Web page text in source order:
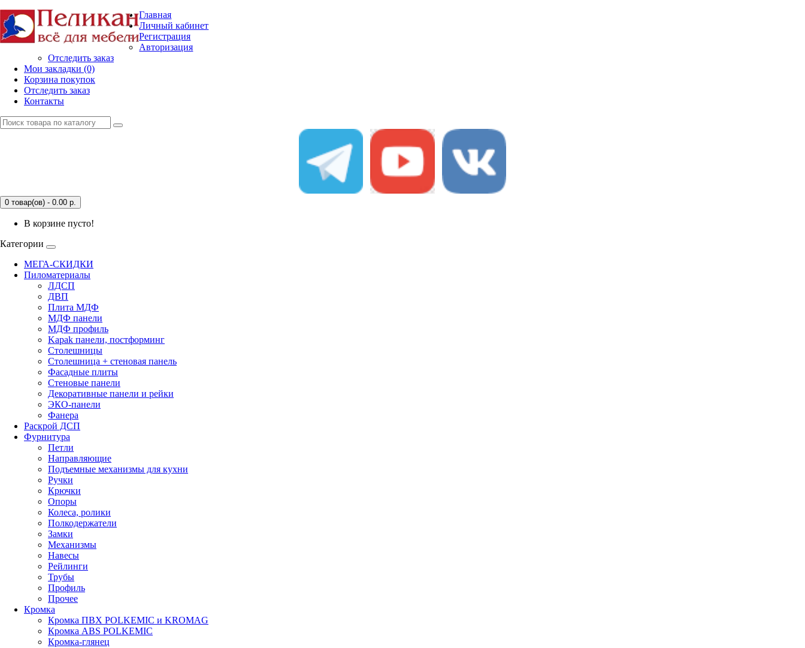
Главная
Личный кабинет
Регистрация
Авторизация
Отследить заказ
Мои закладки (0)
Корзина покупок
Отследить заказ
Контакты
0 товар(ов) - 0.00 р.
В корзине пусто!
Категории
МЕГА-СКИДКИ
Пиломатериалы
ЛДСП
ДВП
Плита МДФ
МДФ панели
МДФ профиль
Kapak панели, постформинг
Столешницы
Столешница + стеновая панель
Фасадные плиты
Стеновые панели
Декоративные панели и рейки
ЭКО-панели
Фанера
Раскрой ДСП
Фурнитура
Петли
Направляющие
Подъемные механизмы для кухни
Ручки
Крючки
Опоры
Колеса, ролики
Полкодержатели
Замки
Механизмы
Навесы
Рейлинги
Трубы
Профиль
Прочее
Кромка
Кромка ПВХ POLKEMIC и KROMAG
Кромка ABS POLKEMIС
Кромка-глянец